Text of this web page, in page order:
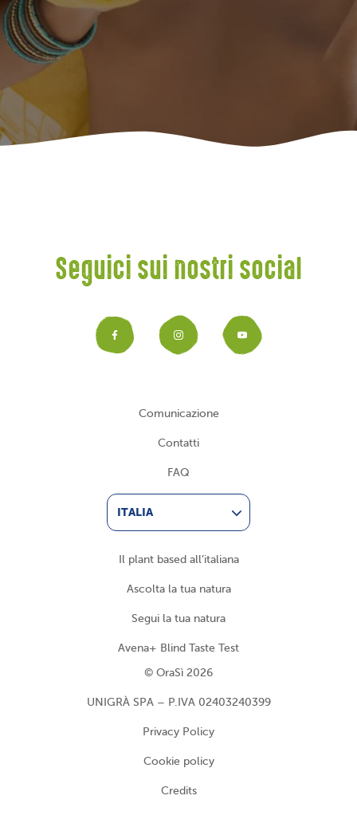
Seguici sui nostri social
Facebook
Instagram
Comunicazione
Contatti
FAQ
ITALIA
Il plant based all’italiana
Ascolta la tua natura
Segui la tua natura
Avena+ Blind Taste Test
© OraSì 2026
UNIGRÀ SPA – P.IVA 02403240399
Privacy Policy
Cookie policy
Credits